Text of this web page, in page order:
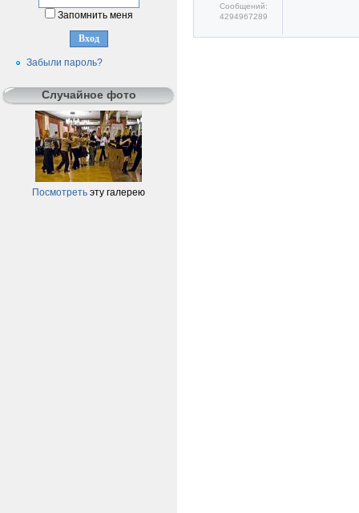
Сообщений:
4294967289
Запомнить меня
Забыли пароль?
Случайное фото
Посмотреть эту галерею